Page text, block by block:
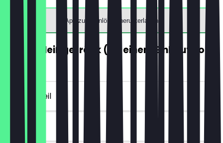
App zum Einlösen herunterladen
GRATIS Heißgetränk (ab einem Einkauf von
~4 € Vorteil
7 Tage